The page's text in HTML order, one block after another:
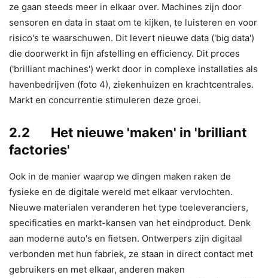
ze gaan steeds meer in elkaar over. Machines zijn door
sensoren en data in staat om te kijken, te luisteren en voor
risico's te waarschuwen. Dit levert nieuwe data ('big data')
die doorwerkt in fijn afstelling en efficiency. Dit proces
('brilliant machines') werkt door in complexe installaties als
havenbedrijven (foto 4), ziekenhuizen en krachtcentrales.
Markt en concurrentie stimuleren deze groei.
2.2 Het nieuwe 'maken' in 'brilliant
factories'
Ook in de manier waarop we dingen maken raken de
fysieke en de digitale wereld met elkaar vervlochten.
Nieuwe materialen veranderen het type toeleveranciers,
specificaties en markt-kansen van het eindproduct. Denk
aan moderne auto's en fietsen. Ontwerpers zijn digitaal
verbonden met hun fabriek, ze staan in direct contact met
gebruikers en met elkaar, anderen maken